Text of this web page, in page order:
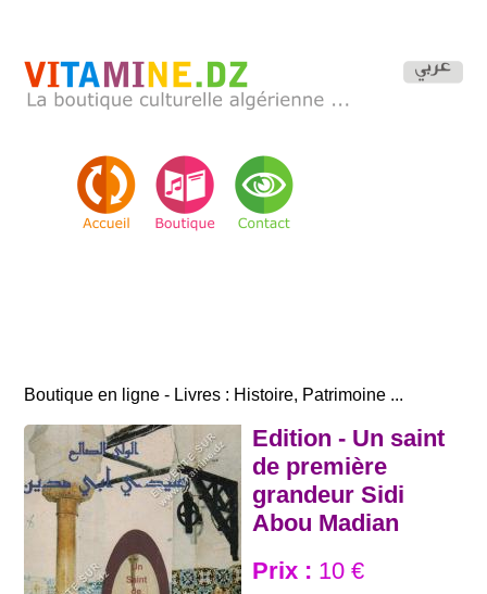
Boutique en ligne - Livres : Histoire, Patrimoine ...
Edition - Un saint
de première
grandeur Sidi
Abou Madian
Prix : 10 €